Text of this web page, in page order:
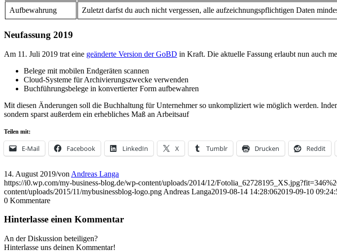
Aufbewahrung Zuletzt darfst du auch nicht vergessen, alle aufzeichnungspflichtigen Daten
Neufassung 2019
Am 11. Juli 2019 trat eine geänderte Version der GoBD in Kraft. Die aktuelle Fassung erlaubt nun auch
Belege mit mobilen Endgeräten scannen
Cloud-Systeme für Archivierungszwecke verwenden
Buchführungsbelege in konvertierter Form aufbewahren
Mit diesen Änderungen soll die Buchhaltung für Unternehmer so unkompliziert wie möglich werden.
sondern sparst außerdem ein erhebliches Maß an Arbeitsauf
Teilen mit:
E-Mail Facebook LinkedIn X Tumblr Drucken Reddit
14. August 2019/von Andreas Langa
https://i0.wp.com/my-business-blog.de/wp-content/uploads/2014/12/
content/uploads/2015/11/mybusinessblog-logo.png Andreas Langa2019-08-14 14:28:062019-09-10
0 Kommentare
Hinterlasse einen Kommentar
An der Diskussion beteiligen?
Hinterlasse uns deinen Kommentar!